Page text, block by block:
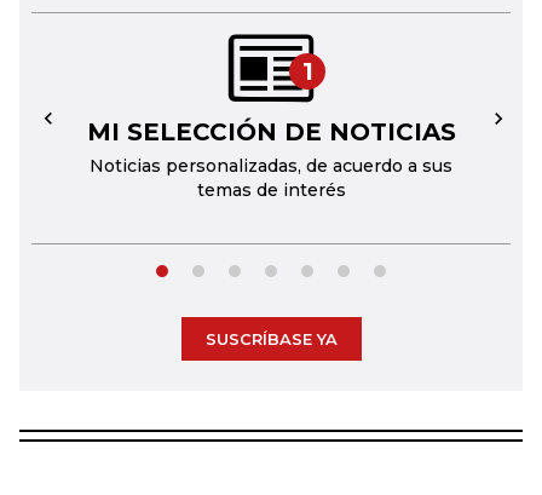
1
MI SELECCIÓN DE NOTICIAS
Noticias personalizadas, de acuerdo a sus
temas de interés
← →
SUSCRÍBASE YA